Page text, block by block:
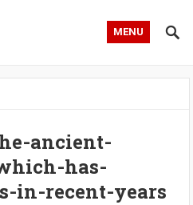
MENU
ancient-
has-
in-recent-years